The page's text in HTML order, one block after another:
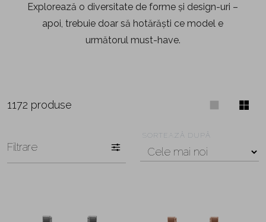
Explorează o diversitate de forme și design-uri –
apoi, trebuie doar să hotărăști ce model e
următorul must-have.
1172 produse
Filtrare
SORTEAZĂ DUPĂ